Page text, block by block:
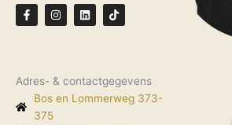
F
a
c
o
k
f
I
n
s
r
a
m
L
i
n
n
T
i
k
Adres- & contactgegevens
Bos en Lommerweg 373-
375